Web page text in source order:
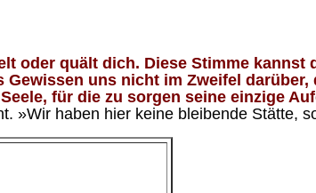
oder quält dich. Diese Stimme
uns nicht im Zweifel
für die zu sorgen seine einzige
»Wir haben hier keine bleibende Stätte,